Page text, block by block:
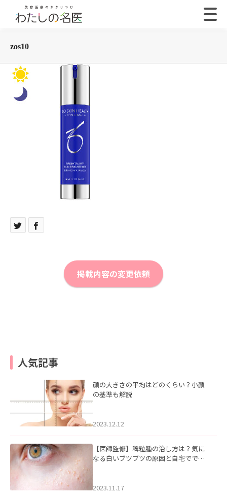
zos10
掲載内容の変更依頼
人気記事
顔の大きさの平均はどのくらい？小顔
の基準も解説
2023.12.12
【医師監修】稗粒腫の治し方は？気に
なる白いブツブツの原因と自宅ででき
2023.11.17